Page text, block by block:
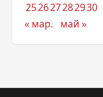
252627282930
« мар.
май »